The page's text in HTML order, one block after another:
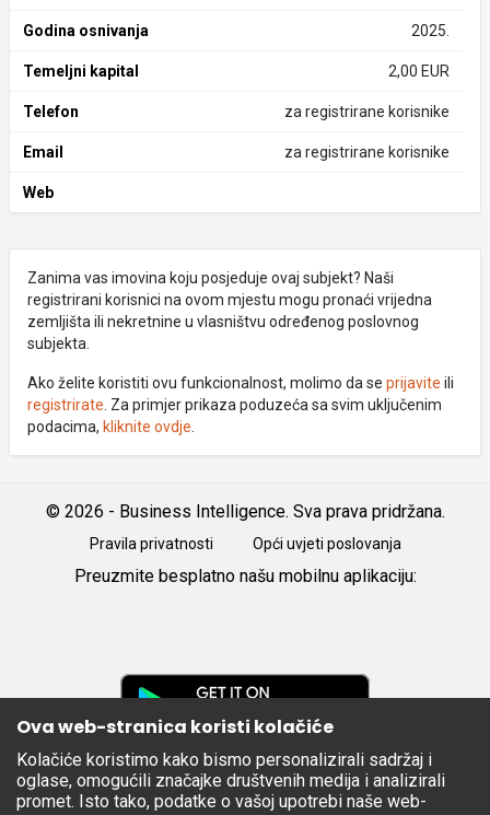
Godina osnivanja 2025.
Temeljni kapital 2,00 EUR
Telefon za registrirane korisnike
Email za registrirane korisnike
Web
Zanima vas imovina koju posjeduje ovaj subjekt? Naši
registrirani korisnici na ovom mjestu mogu pronaći vrijedna
zemljišta ili nekretnine u vlasništvu određenog poslovnog
subjekta.
Ako želite koristiti ovu funkcionalnost, molimo da se prijavite ili
registrirate . Za primjer prikaza poduzeća sa svim uključenim
podacima, kliknite ovdje
© 2026 - Business Intelligence. Sva prava pridržana.
Pravila privatnosti Opći uvjeti poslovanja
Preuzmite besplatno našu mobilnu aplikaciju:
Apple
Store
Ova web-stranica koristi kolačiće
Kolačiće koristimo kako bismo personalizirali sadržaj i
oglase, omogućili značajke društvenih medija i analizirali
promet. Isto tako, podatke o vašoj upotrebi naše web-